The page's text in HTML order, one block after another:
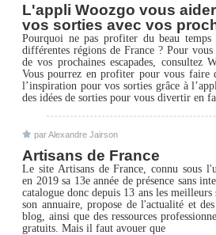
L'appli Woozgo vous
vos sorties avec vos
Pourquoi ne pas profiter du beau temps
différentes régions de France ? Pour
de vos prochaines escapades, consultez
Vous pourrez en profiter pour vous faire
l’inspiration pour vos sorties grâce à
des idées de sorties pour vous divertir en
par Alexandre Jairson
Artisans de France
Le site Artisans de France, connu sous
en 2019 sa 13e année de présence sans
catalogue donc depuis 13 ans les
son annuaire, propose de l'actualité et
blog, ainsi que des ressources
gratuits. Mais il faut avouer que